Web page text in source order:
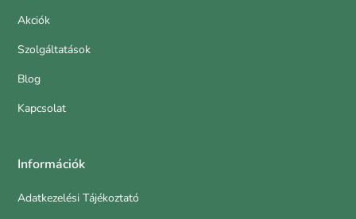
Akciók
Szolgáltatások
Blog
Kapcsolat
Információk
Adatkezelési Tájékoztató